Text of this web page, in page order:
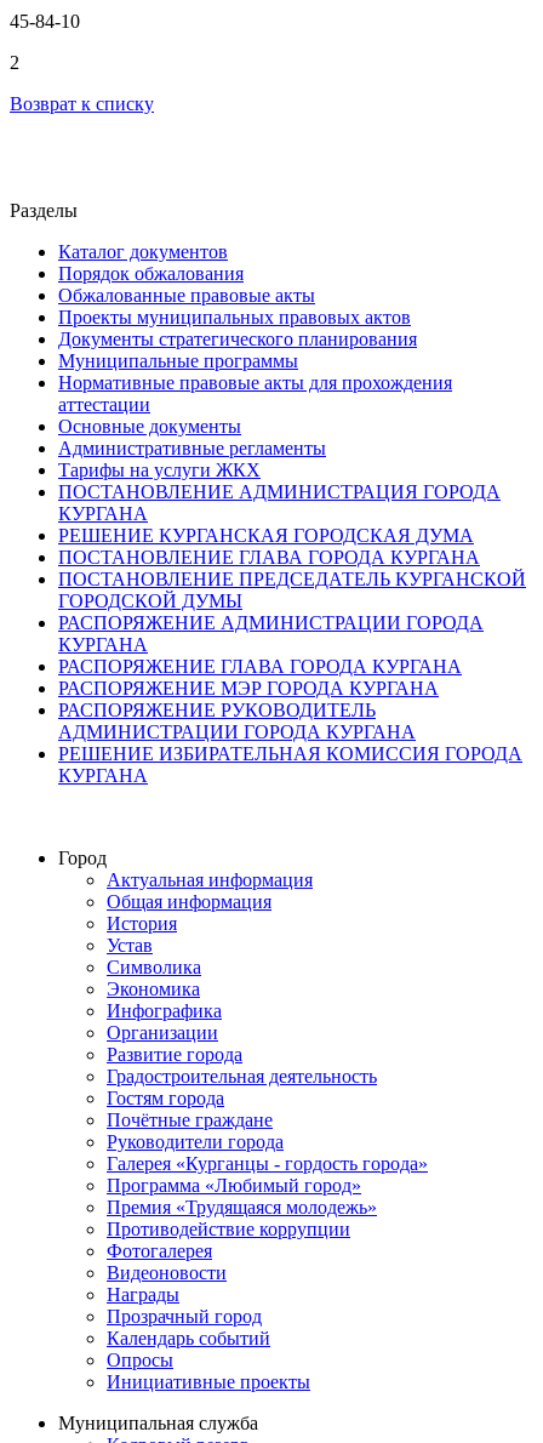
45-84-10
2
Возврат к списку
Разделы
Каталог документов
Порядок обжалования
Обжалованные правовые акты
Проекты муниципальных правовых актов
Документы стратегического планирования
Муниципальные программы
Нормативные правовые акты для прохождения
аттестации
Основные документы
Административные регламенты
Тарифы на услуги ЖКХ
ПОСТАНОВЛЕНИЕ АДМИНИСТРАЦИЯ ГОРОДА
КУРГАНА
РЕШЕНИЕ КУРГАНСКАЯ ГОРОДСКАЯ ДУМА
ПОСТАНОВЛЕНИЕ ГЛАВА ГОРОДА КУРГАНА
ПОСТАНОВЛЕНИЕ ПРЕДСЕДАТЕЛЬ КУРГАНСКОЙ
ГОРОДСКОЙ ДУМЫ
РАСПОРЯЖЕНИЕ АДМИНИСТРАЦИИ ГОРОДА
КУРГАНА
РАСПОРЯЖЕНИЕ ГЛАВА ГОРОДА КУРГАНА
РАСПОРЯЖЕНИЕ МЭР ГОРОДА КУРГАНА
РАСПОРЯЖЕНИЕ РУКОВОДИТЕЛЬ
АДМИНИСТРАЦИИ ГОРОДА КУРГАНА
РЕШЕНИЕ ИЗБИРАТЕЛЬНАЯ КОМИССИЯ ГОРОДА
КУРГАНА
Город
Актуальная информация
Общая информация
История
Устав
Символика
Экономика
Инфографика
Организации
Развитие города
Градостроительная деятельность
Гостям города
Почётные граждане
Руководители города
Галерея «Курганцы - гордость города»
Программа «Любимый город»
Премия «Трудящаяся молодежь»
Противодействие коррупции
Фотогалерея
Видеоновости
Награды
Прозрачный город
Календарь событий
Опросы
Инициативные проекты
Муниципальная служба